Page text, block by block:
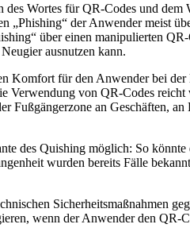
Wortes für QR-Codes und
„Phishing“ der Anwender meist
über einen manipulierten
ausnutzen kann.
Komfort für den Anwender bei
Verwendung von QR-Codes
Fußgängerzone an Geschäften,
des Quishing möglich: So
wurden bereits Fälle
Sicherheitsmaßnahmen
wenn der Anwender den